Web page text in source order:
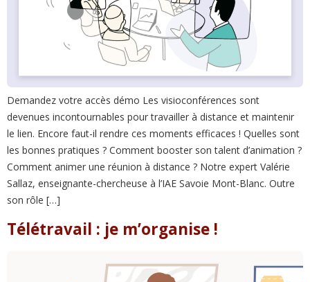
Demandez votre accès démo Les visioconférences sont
devenues incontournables pour travailler à distance et maintenir
le lien. Encore faut-il rendre ces moments efficaces ! Quelles sont
les bonnes pratiques ? Comment booster son talent d’animation ?
Comment animer une réunion à distance ? Notre expert Valérie
Sallaz, enseignante-chercheuse à l’IAE Savoie Mont-Blanc. Outre
son rôle […]
Télétravail : je m’organise !